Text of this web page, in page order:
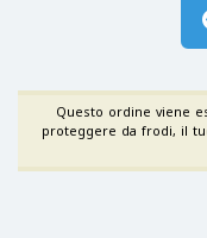
Questo ordine viene
proteggere da frodi, il